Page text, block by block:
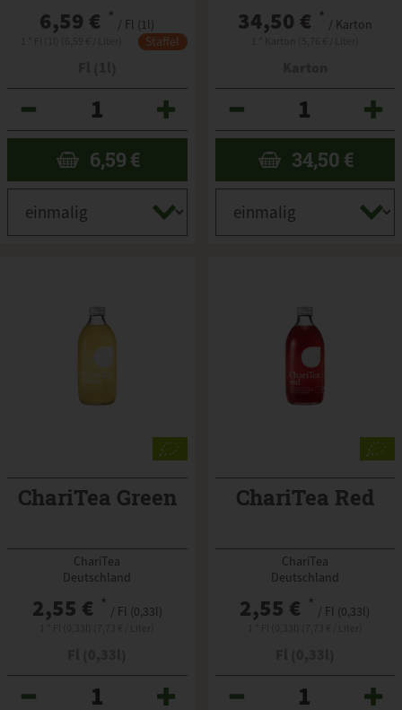
6,59 € * / Fl (1l)
Staffel
6,59 €
34,50 € * / Karton
34,50 €
ChariTea Green
ChariTea
Deutschland
2,55 € * / Fl (0,33l)
ChariTea Red
ChariTea
Deutschland
2,55 € * / Fl (0,33l)